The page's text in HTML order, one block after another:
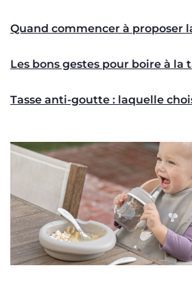
Quand commencer à proposer
Les bons gestes pour boire à la
Tasse anti-goutte : laquelle